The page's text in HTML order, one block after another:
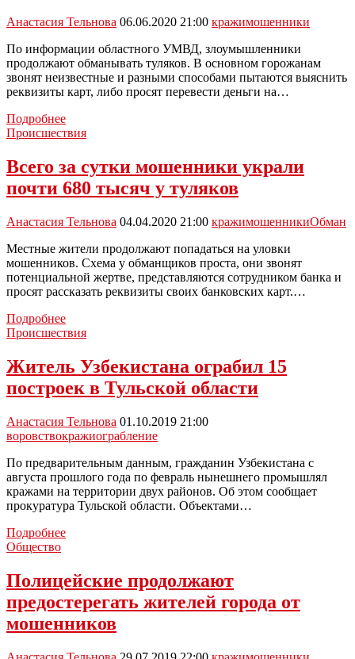
женщин
Анастасия Тельнова 06.06.2020 21:00 кражимошенники
По информации областного УМВД, злоумышленники
продолжают обманывать туляков. В основном горожанам
звонят неизвестные и разными способами пытаются выяснить
реквизиты карт, либо просят перевести деньги на…
ПодробнееБольше
семисот
украли
мошенники
туляков
за
прошлые
сутки
Происшествия
Всего за сутки мошенники украли
почти 680 тысяч у туляков
Анастасия Тельнова 04.04.2020 21:00 кражимошенникиОбман
Местные жители продолжают попадаться на уловки
мошенников. Схема у обманщиков проста, они звонят
потенциальной жертве, представляются сотрудником банка и
просят рассказать реквизиты своих банковских карт.…
ПодробнееВсего
за
мошенники
украли
почти
тысяч
у
туляков
Происшествия
Житель Узбекистана ограбил 15
построек в Тульской области
Анастасия Тельнова 01.10.2019 21:00
воровствокражиограбление
По предварительным данным, гражданин Узбекистана с
августа прошлого года по февраль нынешнего промышлял
кражами на территории двух районов. Об этом сообщает
прокуратура Тульской области. Объектами…
ПодробнееЖитель
15
построек
в
области
Общество
Полицейские продолжают
предостерегать жителей города от
мошенников